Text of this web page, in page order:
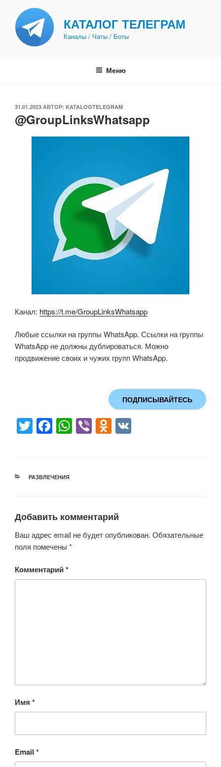
содержимому
КАТАЛОГ ТЕЛЕГРАМ
Каналы / Чаты / Боты
Меню
ОПУБЛИКОВАНО
31.01.2023 АВТОР: KATALOGTELEGRAM
@GroupLinksWhatsapp
Канал: https://t.me/GroupLinksWhatsapp
Любые ссылки на группы WhatsApp. Ссылки на группы
WhatsApp не должны дублироваться. Можно
продвижение своих и чужих групп WhatsApp.
ПОДПИСЫВАЙТЕСЬ
T
er
F
e
o
k
W
p
Vi O
ss
ni
РУБРИКИ
РАЗВЛЕЧЕНИЯ
Добавить комментарий
Ваш адрес email не будет опубликован. Обязательные
поля помечены *
Комментарий*
Имя *
Email *